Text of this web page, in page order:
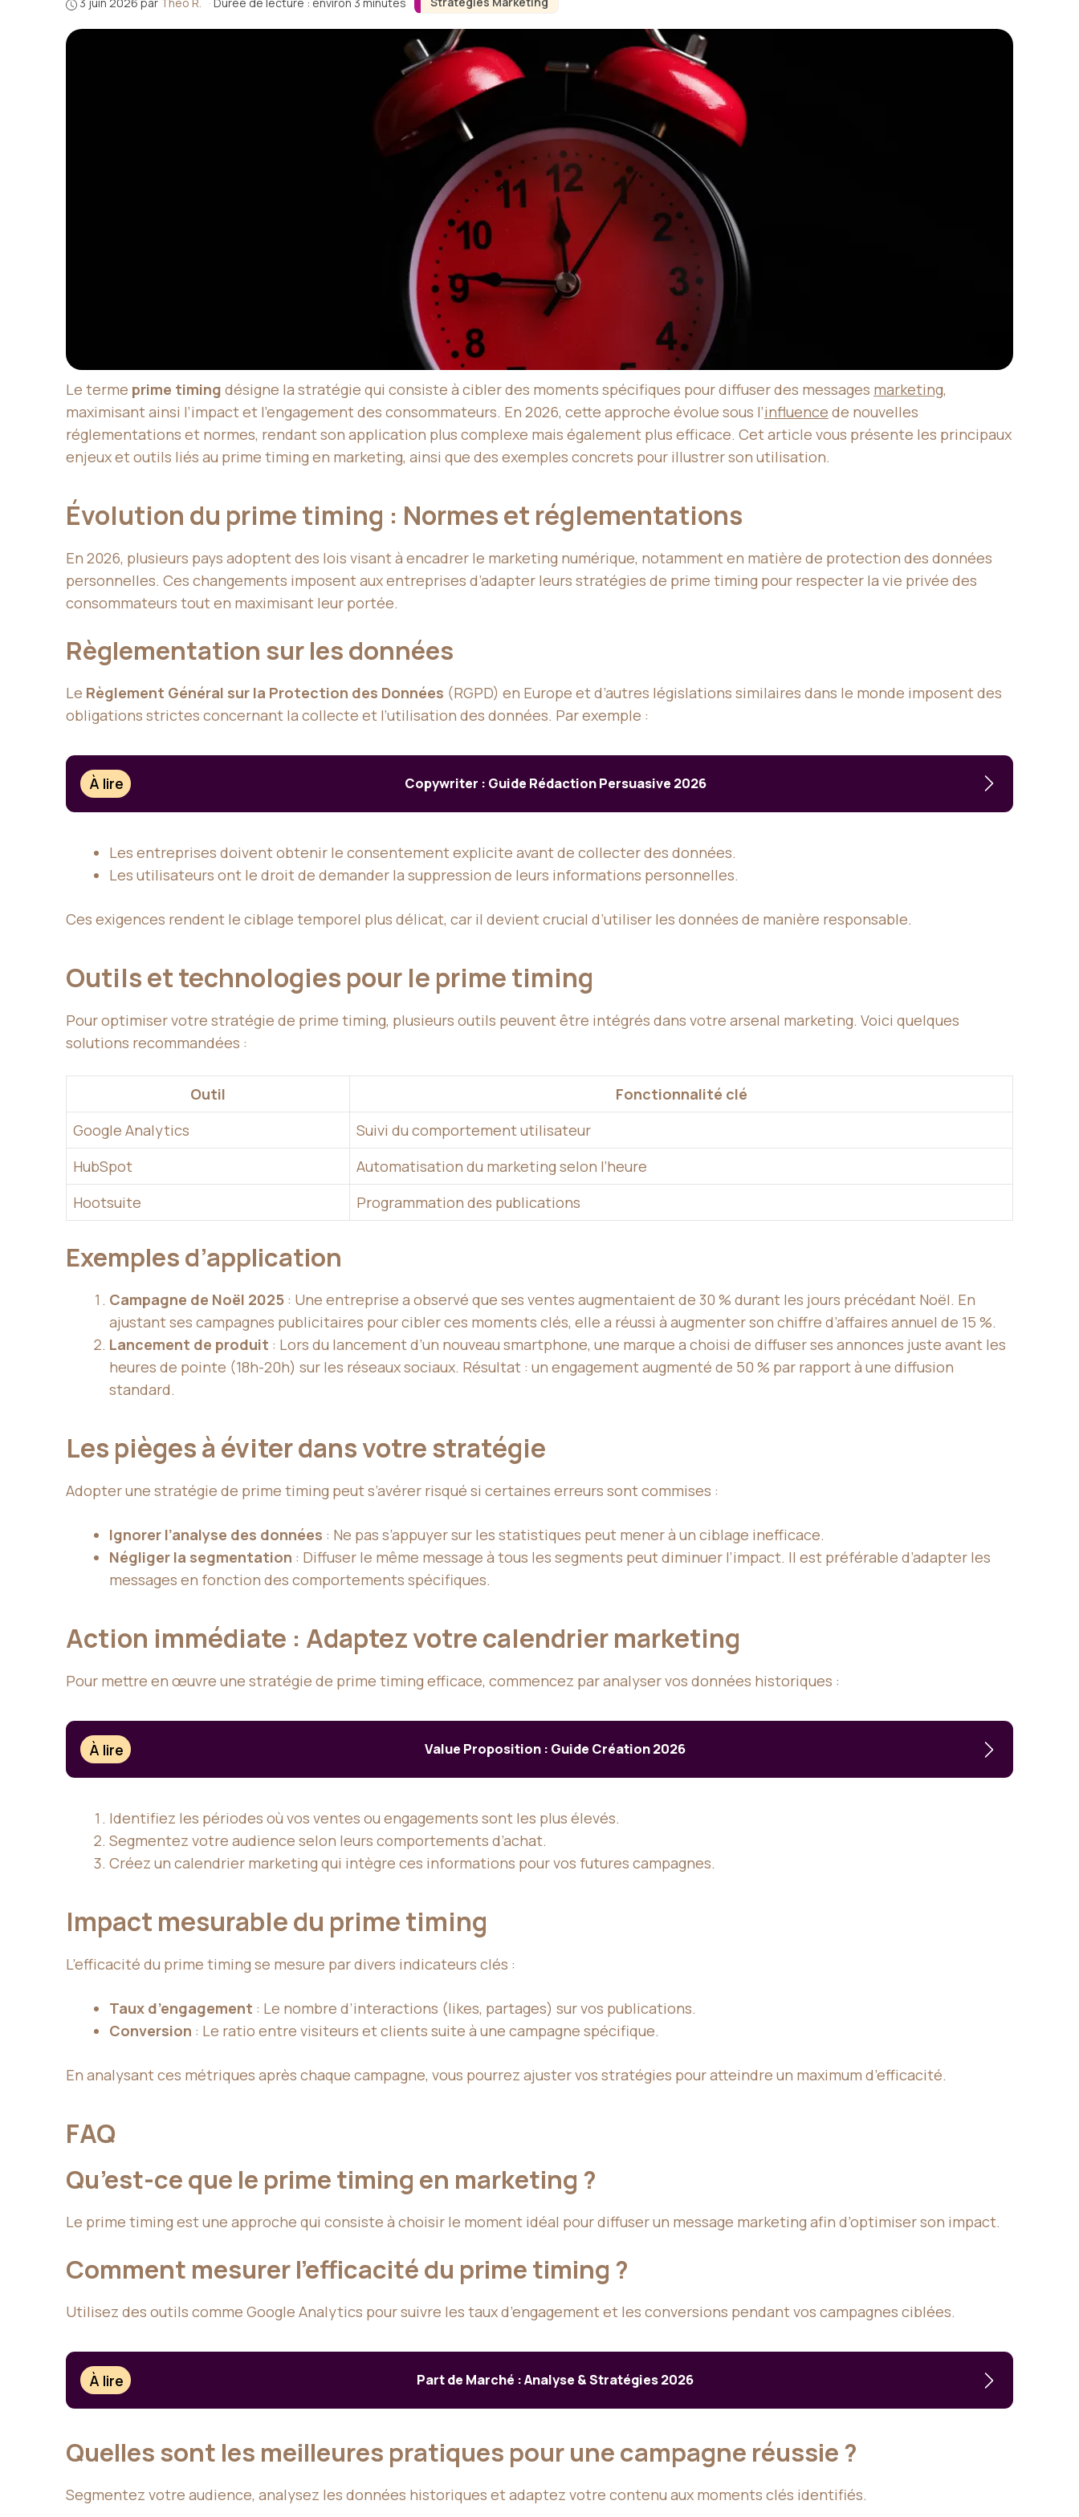
3 juin 2026 par Théo R. · Durée de lecture : environ 3 minutes
Le terme prime timing désigne la stratégie qui consiste à cibler des moments spécifiques pour diffuser des messages marketing,
maximisant ainsi l’impact et l’engagement des consommateurs. En 2026, cette approche évolue sous l’influence de nouvelles
réglementations et normes, rendant son application plus complexe mais également plus efficace. Cet article vous présente les principaux
enjeux et outils liés au prime timing en marketing, ainsi que des exemples concrets pour illustrer son utilisation.
Évolution du prime timing : Normes et réglementations
En 2026, plusieurs pays adoptent des lois visant à encadrer le marketing numérique, notamment en matière de protection des données
personnelles. Ces changements imposent aux entreprises d’adapter leurs stratégies de prime timing pour respecter la vie privée des
consommateurs tout en maximisant leur portée.
Règlementation sur les données
Le Règlement Général sur la Protection des Données (RGPD) en Europe et d’autres législations similaires dans le monde imposent des
obligations strictes concernant la collecte et l’utilisation des données. Par exemple :
À lire Copywriter : Guide Rédaction Persuasive 2026
Les entreprises doivent obtenir le consentement explicite avant de collecter des données.
Les utilisateurs ont le droit de demander la suppression de leurs informations personnelles.
Ces exigences rendent le ciblage temporel plus délicat, car il devient crucial d’utiliser les données de manière responsable.
Outils et technologies pour le prime timing
Pour optimiser votre stratégie de prime timing, plusieurs outils peuvent être intégrés dans votre arsenal marketing. Voici quelques
solutions recommandées :
Outil
Fonctionnalité clé
Google Analytics
Suivi du comportement utilisateur
HubSpot
Automatisation du marketing selon l’heure
Hootsuite
Programmation des publications
Exemples d’application
Campagne de Noël 2025 : Une entreprise a observé que ses ventes augmentaient de 30 % durant les jours précédant Noël. En
ajustant ses campagnes publicitaires pour cibler ces moments clés, elle a réussi à augmenter son chiffre d’affaires annuel de 15 %.
Lancement de produit : Lors du lancement d’un nouveau smartphone, une marque a choisi de diffuser ses annonces juste avant les
heures de pointe (18h-20h) sur les réseaux sociaux. Résultat : un engagement augmenté de 50 % par rapport à une diffusion
standard.
Les pièges à éviter dans votre stratégie
Adopter une stratégie de prime timing peut s’avérer risqué si certaines erreurs sont commises :
Ignorer l’analyse des données : Ne pas s’appuyer sur les statistiques peut mener à un ciblage inefficace.
Négliger la segmentation : Diffuser le même message à tous les segments peut diminuer l’impact. Il est préférable d’adapter les
messages en fonction des comportements spécifiques.
Action immédiate : Adaptez votre calendrier marketing
Pour mettre en œuvre une stratégie de prime timing efficace, commencez par analyser vos données historiques :
À lire Value Proposition : Guide Création 2026
Identifiez les périodes où vos ventes ou engagements sont les plus élevés.
Segmentez votre audience selon leurs comportements d’achat.
Créez un calendrier marketing qui intègre ces informations pour vos futures campagnes.
Impact mesurable du prime timing
L’efficacité du prime timing se mesure par divers indicateurs clés :
Taux d’engagement : Le nombre d’interactions (likes, partages) sur vos publications.
Conversion : Le ratio entre visiteurs et clients suite à une campagne spécifique.
En analysant ces métriques après chaque campagne, vous pourrez ajuster vos stratégies pour atteindre un maximum d’efficacité.
FAQ
Qu’est-ce que le prime timing en marketing ?
Le prime timing est une approche qui consiste à choisir le moment idéal pour diffuser un message marketing afin d’optimiser son impact.
Comment mesurer l’efficacité du prime timing ?
Utilisez des outils comme Google Analytics pour suivre les taux d’engagement et les conversions pendant vos campagnes ciblées.
À lire Part de Marché : Analyse & Stratégies 2026
Quelles sont les meilleures pratiques pour une campagne réussie ?
Segmentez votre audience, analysez les données historiques et adaptez votre contenu aux moments clés identifiés.